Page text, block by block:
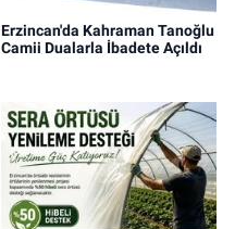
Erzincan'da Kahraman Tanoğlu
Camii Dualarla İbadete Açıldı